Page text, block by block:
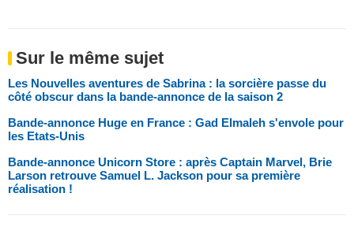
Sur le même sujet
Les Nouvelles aventures de Sabrina : la sorcière passe du
côté obscur dans la bande-annonce de la saison 2
Bande-annonce Huge en France : Gad Elmaleh s'envole pour
les Etats-Unis
Bande-annonce Unicorn Store : après Captain Marvel, Brie
Larson retrouve Samuel L. Jackson pour sa première
réalisation !